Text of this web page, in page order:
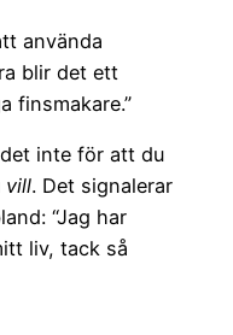
använda
blir det ett
finsmakare.”
inte för att du
vill. Det signalerar
“Jag har
liv, tack så